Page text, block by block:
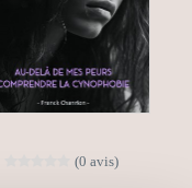
(0 avis)